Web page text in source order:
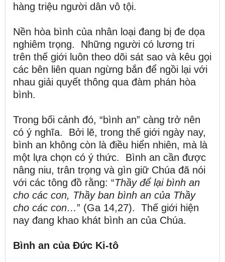
hàng triệu người dân vô tội.
Nền hòa bình của nhân loại đang bị đe dọa
nghiêm trọng. Những người có lương tri
trên thế giới luôn theo dõi sát sao và kêu gọi
các bên liên quan ngừng bắn để ngồi lại với
nhau giải quyết thông qua đàm phán hòa
bình.
Trong bối cảnh đó, “bình an” càng trở nên
có ý nghĩa. Bởi lẽ, trong thế giới ngày nay,
bình an không còn là điều hiển nhiên, mà là
một lựa chọn có ý thức. Bình an cần được
nâng niu, trân trọng và gìn giữ Chúa đã nói
với các tông đồ rằng: “Thầy để lại bình an
cho các con, Thầy ban bình an của Thầy
cho các con…” (Ga 14,27). Thế giới hiện
nay đang khao khát bình an của Chúa.
Bình an của Đức Ki-tô